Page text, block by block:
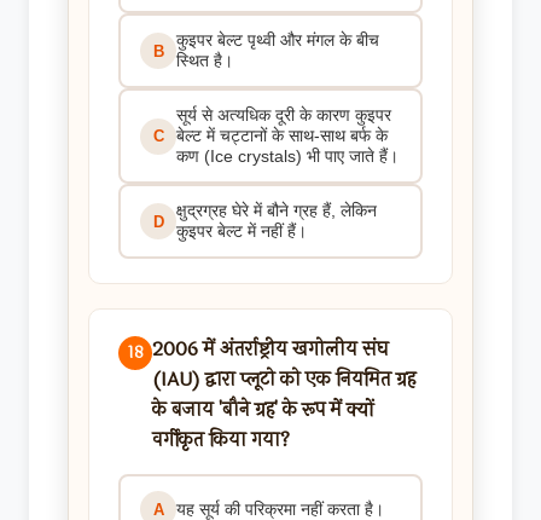
B
कुइपर बेल्ट पृथ्वी और मंगल के बीच
स्थित है।
C
सूर्य से अत्यधिक दूरी के कारण कुइपर
बेल्ट में चट्टानों के साथ-साथ बर्फ के
कण (Ice crystals) भी पाए जाते हैं।
D
क्षुद्रग्रह घेरे में बौने ग्रह हैं, लेकिन
कुइपर बेल्ट में नहीं हैं।
18 2006 में अंतर्राष्ट्रीय खगोलीय संघ
(IAU) द्वारा प्लूटो को एक नियमित ग्रह
के बजाय 'बौने ग्रह' के रूप में क्यों
वर्गीकृत किया गया?
A यह सूर्य की परिक्रमा नहीं करता है।